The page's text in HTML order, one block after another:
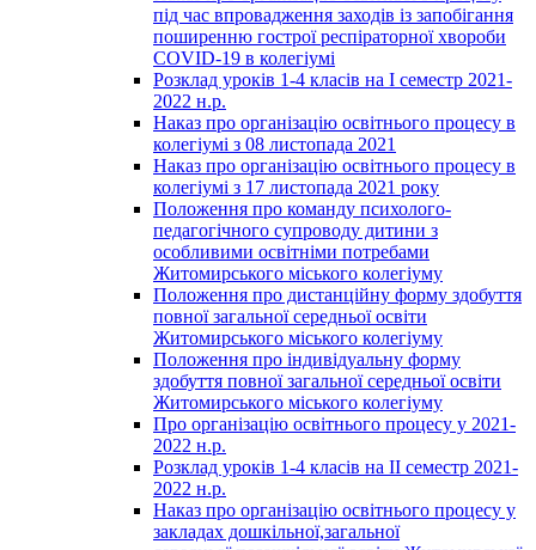
під час впровадження заходів із запобігання
поширенню гострої респіраторної хвороби
COVID-19 в колегіумі
Розклад уроків 1-4 класів на І семестр 2021-
2022 н.р.
Наказ про організацію освітнього процесу в
колегіумі з 08 листопада 2021
Наказ про організацію освітнього процесу в
колегіумі з 17 листопада 2021 року
Положення про команду психолого-
педагогічного супроводу дитини з
особливими освітніми потребами
Житомирського міського колегіуму
Положення про дистанційну форму здобуття
повної загальної середньої освіти
Житомирського міського колегіуму
Положення про індивідуальну форму
здобуття повної загальної середньої освіти
Житомирського міського колегіуму
Про організацію освітнього процесу у 2021-
2022 н.р.
Розклад уроків 1-4 класів на ІІ семестр 2021-
2022 н.р.
Наказ про організацію освітнього процесу у
закладах дошкільної,загальної